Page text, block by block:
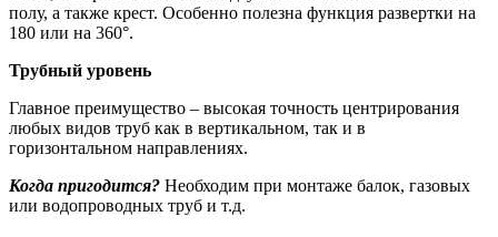
полу, а также крест. Особенно полезна функция развертки на
180 или на 360°.
Трубный уровень
Главное преимущество – высокая точность центрирования
любых видов труб как в вертикальном, так и в
горизонтальном направлениях.
Когда пригодится? Необходим при монтаже балок, газовых
или водопроводных труб и т.д.